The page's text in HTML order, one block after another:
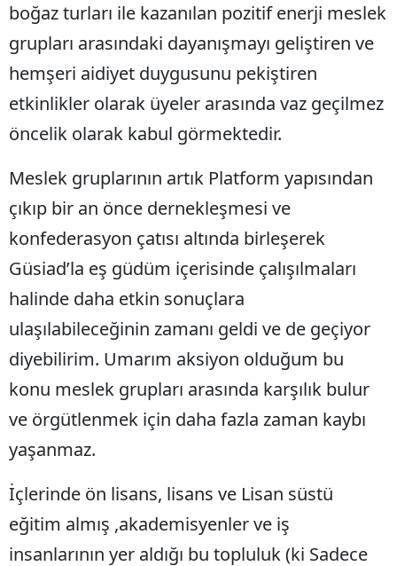
Nevşehir
Niğde
Ordu
Rize
Samsun
Siirt
Sinop
Sivas
Tekirdağ
Tokat
Trabzon
Şanlıurfa
Uşak
Van
boğaz turları ile kazanılan pozitif enerji meslek
grupları arasındaki dayanışmayı geliştiren ve
hemşeri aidiyet duygusunu pekiştiren
etkinlikler olarak üyeler arasında vaz geçilmez
öncelik olarak kabul görmektedir.
Meslek gruplarının artık Platform yapısından
çıkıp bir an önce dernekleşmesi ve
konfederasyon çatısı altında birleşerek
Güsiad’la eş güdüm içerisinde çalışılmaları
halinde daha etkin sonuçlara
ulaşılabileceğinin zamanı geldi ve de geçiyor
diyebilirim. Umarım aksiyon olduğum bu
konu meslek grupları arasında karşılık bulur
ve örgütlenmek için daha fazla zaman kaybı
yaşanmaz.
İçlerinde ön lisans, lisans ve Lisan süstü
eğitim almış ,akademisyenler ve iş
insanlarının yer aldığı bu topluluk (ki Sadece